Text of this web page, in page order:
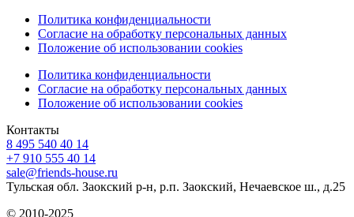
Политика конфиденциальности
Согласие на обработку персональных данных
Положение об использовании cookies
Политика конфиденциальности
Согласие на обработку персональных данных
Положение об использовании cookies
Контакты
8 495 540 40 14
+7 910 555 40 14
sale@friends-house.ru
Тульская обл. Заокский р-н, р.п. Заокский, Нечаевское ш., д.25
© 2010-2025